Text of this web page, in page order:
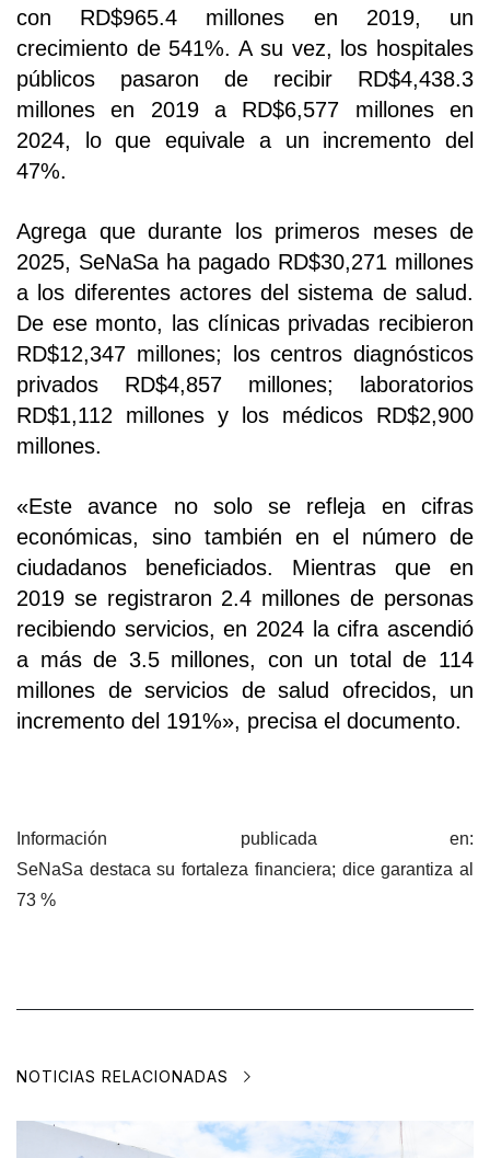
con RD$965.4 millones en 2019, un
crecimiento de 541%. A su vez, los hospitales
públicos pasaron de recibir RD$4,438.3
millones en 2019 a RD$6,577 millones en
2024, lo que equivale a un incremento del
47%.
Agrega que durante los primeros meses de
2025, SeNaSa ha pagado RD$30,271 millones
a los diferentes actores del sistema de salud.
De ese monto, las clínicas privadas recibieron
RD$12,347 millones; los centros diagnósticos
privados RD$4,857 millones; laboratorios
RD$1,112 millones y los médicos RD$2,900
millones.
«Este avance no solo se refleja en cifras
económicas, sino también en el número de
ciudadanos beneficiados. Mientras que en
2019 se registraron 2.4 millones de personas
recibiendo servicios, en 2024 la cifra ascendió
a más de 3.5 millones, con un total de 114
millones de servicios de salud ofrecidos, un
incremento del 191%», precisa el documento.
Información publicada en:
SeNaSa destaca su fortaleza financiera; dice garantiza al
73 %
NOTICIAS RELACIONADAS